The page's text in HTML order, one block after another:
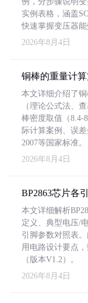
实例表格，涵盖
快速掌握变压器能
2026年8月4日
铜棒的重量计
本文详细介绍了
（理论公式法、
棒密度取值（8.4-
际计算案例、误
2007等国家标准。
2026年8月4日
BP2863芯片各
本文详细解析
定义、典型电压/
引脚参数对照表
用电路设计要点
（版本V1.2）。
2026年8月4日